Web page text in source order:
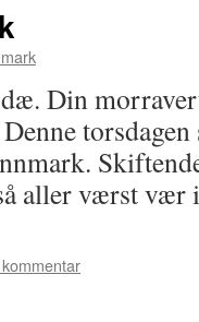
Din
aller værst vær